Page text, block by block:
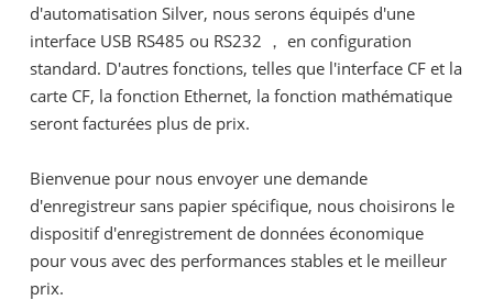
d'automatisation Silver, nous serons équipés d'une
interface USB RS485 ou RS232 ， en configuration
standard. D'autres fonctions, telles que l'interface CF et la
carte CF, la fonction Ethernet, la fonction mathématique
seront facturées plus de prix.
Bienvenue pour nous envoyer une demande
d'enregistreur sans papier spécifique, nous choisirons le
dispositif d'enregistrement de données économique
pour vous avec des performances stables et le meilleur
prix.